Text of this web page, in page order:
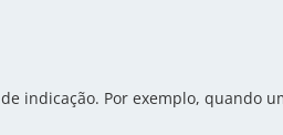
indicação. Por exemplo, quando